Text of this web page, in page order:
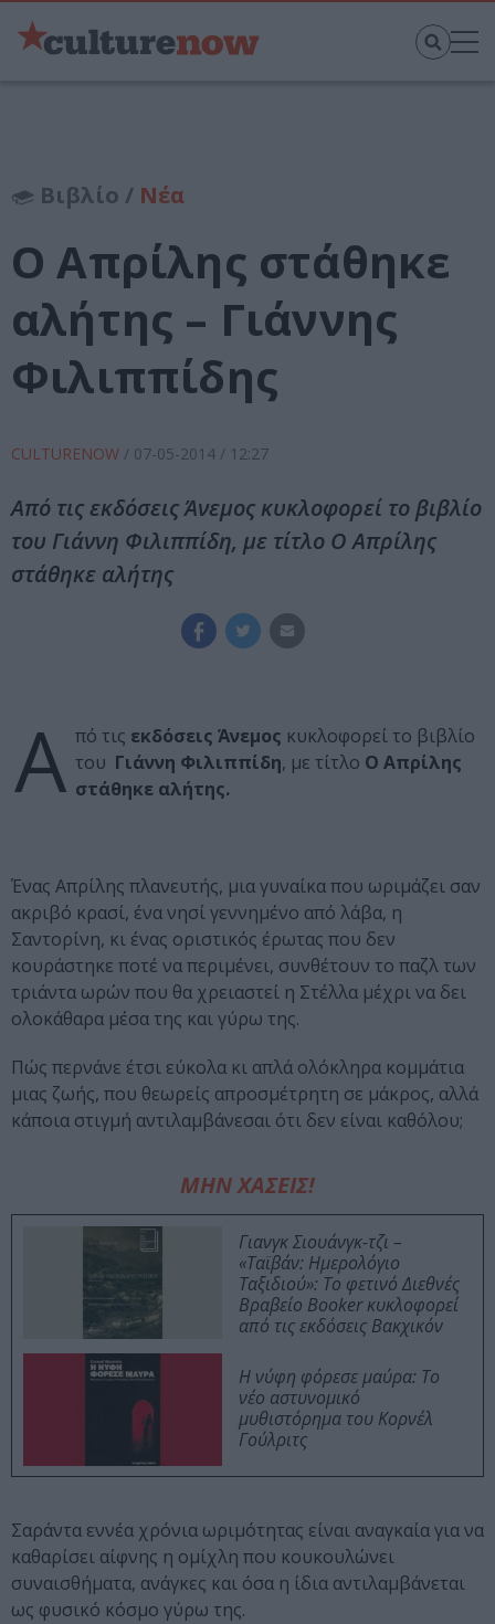
Βιβλίο / Νέα
Ο Απρίλης στάθηκε
αλήτης – Γιάννης
Φιλιππίδης
CULTURENOW / 07-05-2014 / 12:27
Από τις εκδόσεις Άνεμος κυκλοφορεί το βιβλίο
του Γιάννη Φιλιππίδη, με τίτλο Ο Απρίλης
στάθηκε αλήτης
Α πό τις εκδόσεις Άνεμος κυκλοφορεί το βιβλίο
του Γιάννη Φιλιππίδη, με τίτλο Ο Απρίλης
στάθηκε αλήτης.
Ένας Απρίλης πλανευτής, μια γυναίκα που ωριμάζει σαν
ακριβό κρασί, ένα νησί γεννημένο από λάβα, η
Σαντορίνη, κι ένας οριστικός έρωτας που δεν
κουράστηκε ποτέ να περιμένει, συνθέτουν το παζλ των
τριάντα ωρών που θα χρειαστεί η Στέλλα μέχρι να δει
ολοκάθαρα μέσα της και γύρω της.
Πώς περνάνε έτσι εύκολα κι απλά ολόκληρα κομμάτια
μιας ζωής, που θεωρείς απροσμέτρητη σε μάκρος, αλλά
κάποια στιγμή αντιλαμβάνεσαι ότι δεν είναι καθόλου;
ΜΗΝ ΧΑΣΕΙΣ!
Γιανγκ Σιουάνγκ-τζι –
«Ταϊβάν: Ημερολόγιο
Ταξιδιού»: Το φετινό Διεθνές
Βραβείο Booker κυκλοφορεί
από τις εκδόσεις Βακχικόν
Η νύφη φόρεσε μαύρα: Το
νέο αστυνομικό
μυθιστόρημα του Κορνέλ
Γούλριτς
Σαράντα εννέα χρόνια ωριμότητας είναι αναγκαία για να
καθαρίσει αίφνης η ομίχλη που κουκουλώνει
συναισθήματα, ανάγκες και όσα η ίδια αντιλαμβάνεται
ως φυσικό κόσμο γύρω της.